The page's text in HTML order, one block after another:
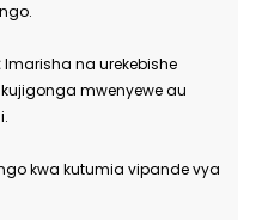
Imarisha na urekebishe
mwenyewe au
kwa kutumia vipande vya